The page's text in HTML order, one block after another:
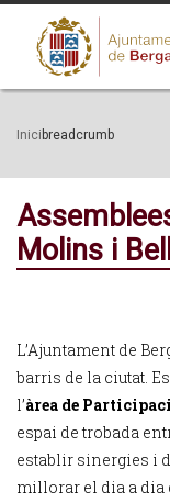
Inici breadcrumb
Molins i
L’Ajuntament de
barris de la ciutat.
l’àrea de
espai de trobada
establir sinergies i
millorar el dia a dia